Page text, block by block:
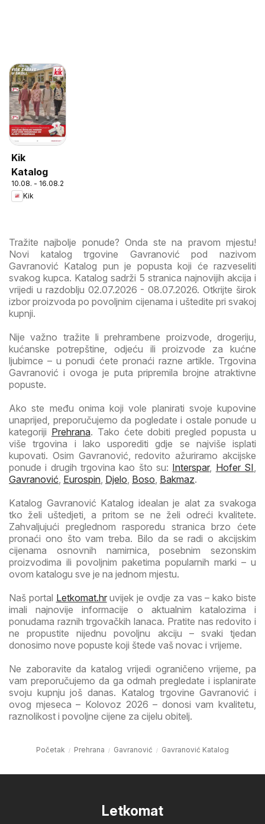
Kik
Katalog
10.08. - 16.08.2026
Kik
Tražite najbolje ponude? Onda ste na pravom mjestu!
Novi katalog trgovine Gavranović pod nazivom
Gavranović Katalog pun je popusta koji će razveseliti
svakog kupca. Katalog sadrži 5 stranica najnovijih akcija i
vrijedi u razdoblju 02.07.2026 - 08.07.2026. Otkrijte širok
izbor proizvoda po povoljnim cijenama i uštedite pri svakoj
kupnji.
Nije važno tražite li prehrambene proizvode, drogeriju,
kućanske potrepštine, odjeću ili proizvode za kućne
ljubimce – u ponudi ćete pronaći razne artikle. Trgovina
Gavranović i ovoga je puta pripremila brojne atraktivne
popuste.
Ako ste među onima koji vole planirati svoje kupovine
unaprijed, preporučujemo da pogledate i ostale ponude u
kategoriji Prehrana. Tako ćete dobiti pregled popusta u
više trgovina i lako usporediti gdje se najviše isplati
kupovati. Osim Gavranović, redovito ažuriramo akcijske
ponude i drugih trgovina kao što su: Interspar, Hofer SI
Gavranović Eurospin Djelo Boso Bakmaz.
Katalog Gavranović Katalog idealan je alat za svakoga
tko želi uštedjeti, a pritom se ne želi odreći kvalitete.
Zahvaljujući preglednom rasporedu stranica brzo ćete
pronaći ono što vam treba. Bilo da se radi o akcijskim
cijenama osnovnih namirnica, posebnim sezonskim
proizvodima ili povoljnim paketima popularnih marki – u
ovom katalogu sve je na jednom mjestu.
Naš portal Letkomat.hruvijek je ovdje za vas – kako biste
imali najnovije informacije o aktualnim katalozima i
ponudama raznih trgovačkih lanaca. Pratite nas redovito i
ne propustite nijednu povoljnu akciju – svaki tjedan
donosimo nove popuste koji štede vaš novac i vrijeme.
Ne zaboravite da katalog vrijedi ograničeno vrijeme, pa
vam preporučujemo da ga odmah pregledate i isplanirate
svoju kupnju još danas. Katalog trgovine Gavranović i
ovog mjeseca – Kolovoz 2026 – donosi vam kvalitetu,
raznolikost i povoljne cijene za cijelu obitelj.
Početak Prehrana Gavranović Gavranović Katalog
Letkomat